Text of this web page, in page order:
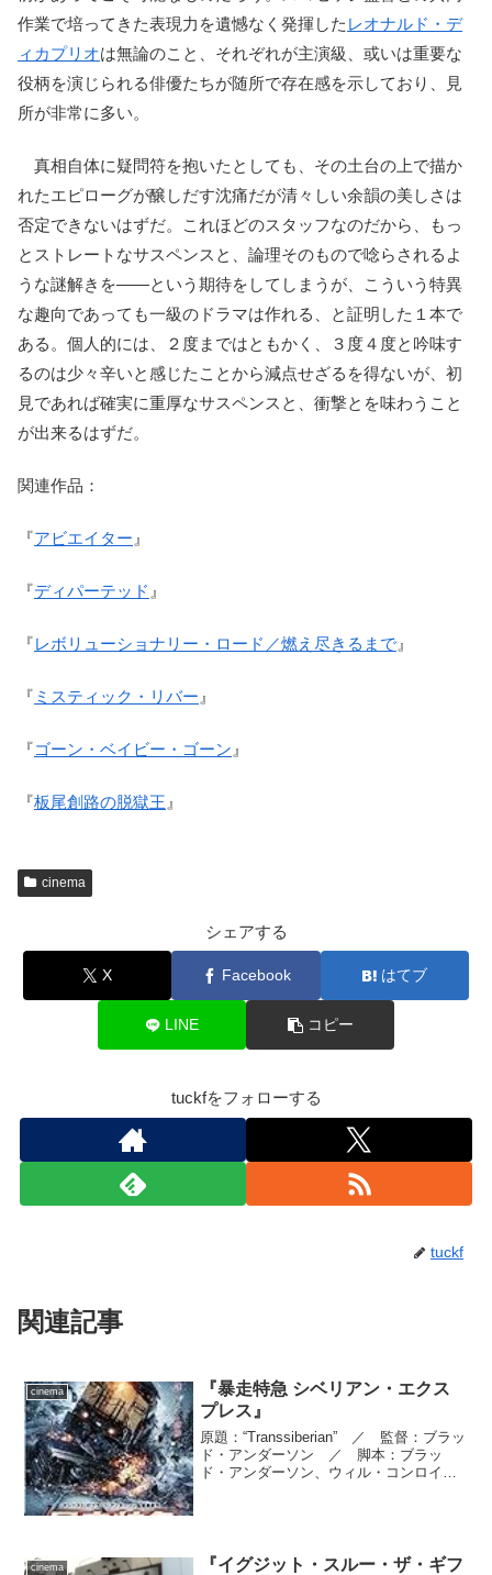
作業で培ってきた表現力を遺憾なく発揮した レオナルド・デ
ィカプリオは無論のこと、それぞれが主演級、或いは重要な
役柄を演じられる俳優たちが随所で存在感を示しており、見
所が非常に多い。
真相自体に疑問符を抱いたとしても、その土台の上で描か
れたエピローグが醸しだす沈痛だが清々しい余韻の美しさは
否定できないはずだ。これほどのスタッフなのだから、もっ
とストレートなサスペンスと、論理そのもので唸らされるよ
うな謎解きを――という期待をしてしまうが、こういう特異
な趣向であっても一級のドラマは作れる、と証明した１本で
ある。個人的には、２度まではともかく、３度４度と吟味す
るのは少々辛いと感じたことから減点せざるを得ないが、初
見であれば確実に重厚なサスペンスと、衝撃とを味わうこと
が出来るはずだ。
関連作品：
『アビエイター 』
『ディパーテッド 』
『レボリューショナリー・ロード／燃え尽きるまで 』
『 ミスティック・リバー 』
『ゴーン・ベイビー・ゴーン 』
『板尾創路の脱獄王 』
cinema
シェアする
X Facebook はてブ
LINE コピー
tuckfをフォローする
tuckf
関連記事
cinema
『暴走特急 シベリアン・エクス
プレス』
原題：“Transsiberian” ／ 監督：ブラッ
ド・アンダーソン ／ 脚本：ブラッ
ド・アンダーソン、ウィル・コンロイ
cinema
『イグジット・スルー・ザ・ギフ